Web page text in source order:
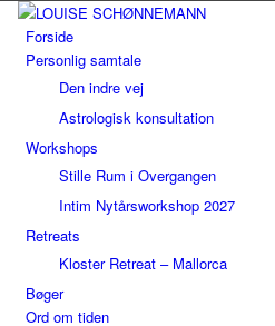
Forside
Personlig samtale
Den indre vej
Astrologisk konsultation
Workshops
Stille Rum i Overgangen
Intim Nytårsworkshop 2027
Retreats
Kloster Retreat – Mallorca
Bøger
Ord om tiden